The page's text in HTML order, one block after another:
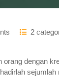
2
dengan